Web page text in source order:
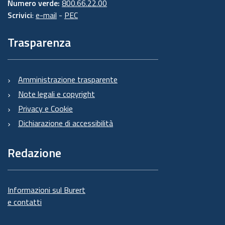
Numero verde: 800.66.22.00
Scrivici: e-mail - PEC
Trasparenza
Amministrazione trasparente
Note legali e copyright
Privacy e Cookie
Dichiarazione di accessibilità
Redazione
Informazioni sul Burert
e contatti